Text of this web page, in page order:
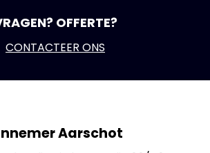
OFFERTE?
CONTACTEER ONS
Aarschot